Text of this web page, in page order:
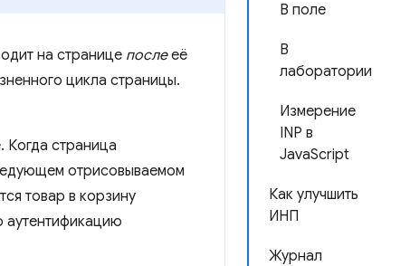
В поле
В
лаборатории
Измерение
INP в
JavaScript
Как улучшить
ИНП
Журнал
на странице послееё
цикла страницы.
Когда страница
отрисовываемом
товар в корзину
аутентификацию